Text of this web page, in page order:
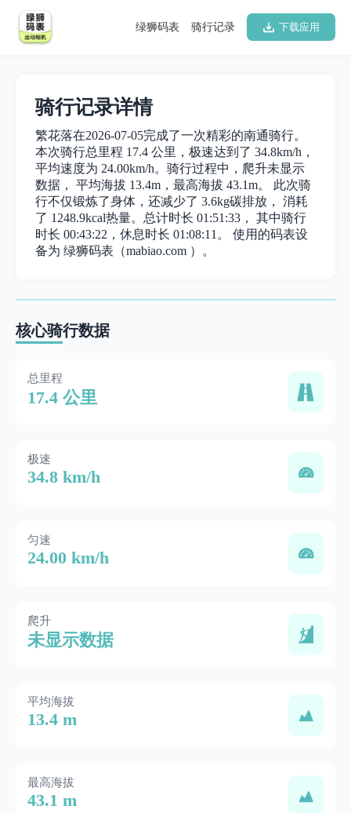
下载应用
骑行记录
绿狮码表
骑行记录详情
繁花落在2026-07-05完成了一次精彩的南通骑行。
本次骑行总里程 17.4 公里，极速达到了 34.8km/h，
平均速度为 24.00km/h。骑行过程中，爬升未显示
数据， 平均海拔 13.4m，最高海拔 43.1m。 此次骑
行不仅锻炼了身体，还减少了 3.6kg碳排放， 消耗
了 1248.9kcal热量。总计时长 01:51:33， 其中骑行
时长 00:43:22，休息时长 01:08:11。 使用的码表设
备为 绿狮码表（mabiao.com ）。
核心骑行数据
总里程
17.4 公里
极速
34.8 km/h
匀速
24.00 km/h
爬升
未显示数据
平均海拔
13.4 m
最高海拔
43.1 m